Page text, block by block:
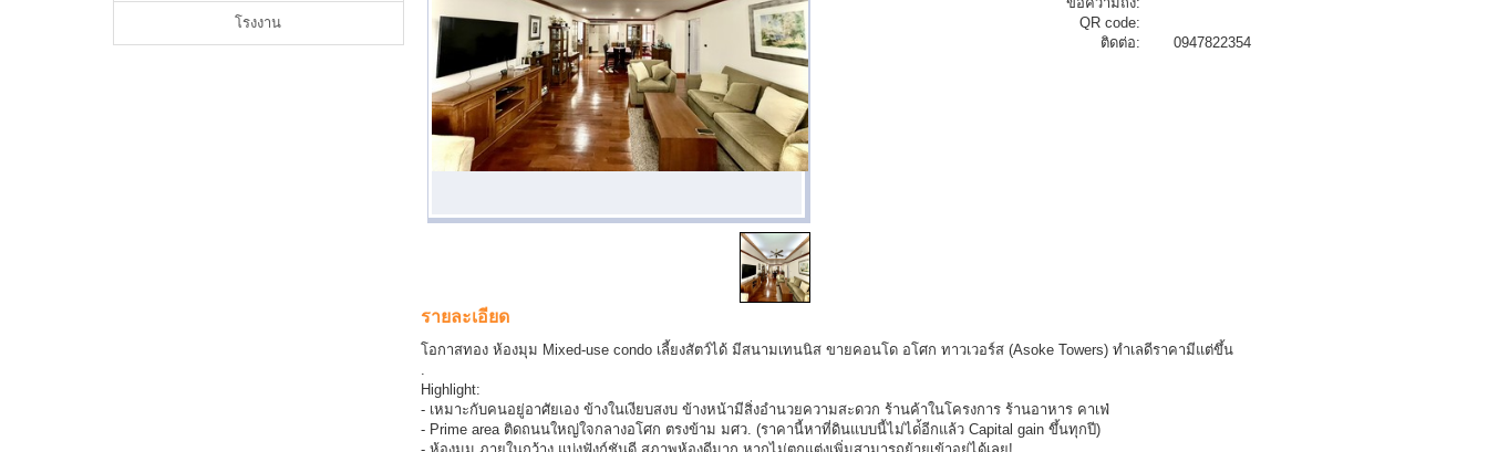
โรงงาน
QR code:
ติดต่อ:
0947822354
รายละเอียด
โอกาสทอง ห้องมุม Mixed-use condo เลี้ยงสัตว์ได้ มีสนามเทนนิส ขายคอนโด อโศก ทาวเวอร์ส (Asoke Towers) ทำเลดีราคามีแต่ขึ้น
.
Highlight:
- เหมาะกับคนอยู่อาศัยเอง ข้างในเงียบสงบ ข้างหน้ามีสิ่งอำนวยความสะดวก ร้านค้าในโครงการ ร้านอาหาร คาเฟ่
- Prime area ติดถนนใหญ่ใจกลางอโศก ตรงข้าม มศว. (ราคานี้หาที่ดินแบบนี้ไม่ได่้อีกแล้ว Capital gain ขึ้นทุกปี)